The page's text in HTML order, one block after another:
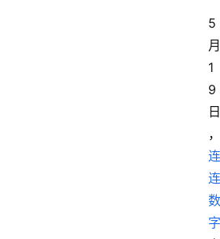
5
月
1
9
日
，
连
连
数
字